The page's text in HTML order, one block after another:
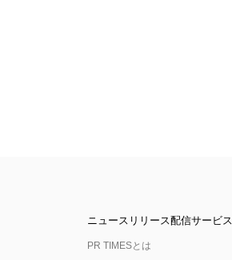
ニュースリリース配信サービス
PR TIMESとは